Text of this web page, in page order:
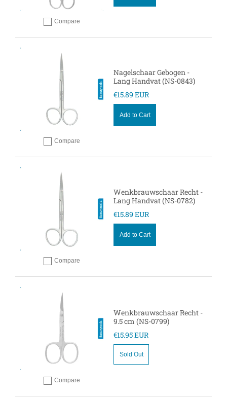
Add to compare
Compare
Add to compare
Compare
Nagelschaar Gebogen -
Lang Handvat (NS-0843)
€15.89 EUR
Add to Cart
Add to compare
Compare
Wenkbrauwschaar Recht -
Lang Handvat (NS-0782)
€15.89 EUR
Add to Cart
Add to compare
Compare
Wenkbrauwschaar Recht -
9.5 cm (NS-0799)
€15.95 EUR
Sold Out